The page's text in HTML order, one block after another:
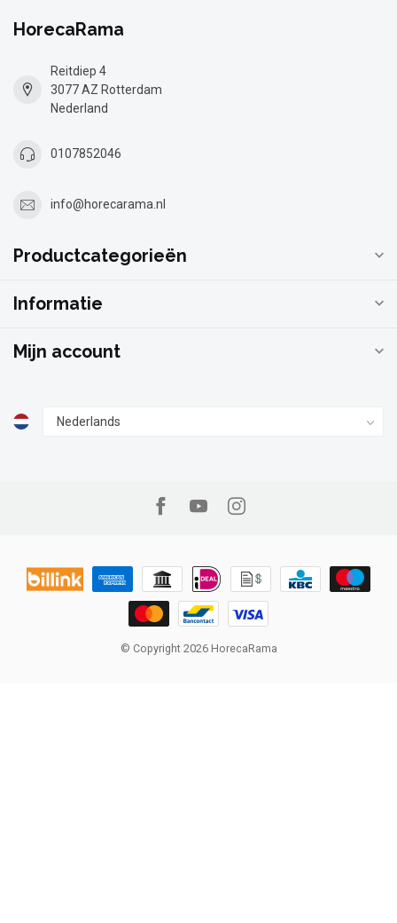
HorecaRama
Reitdiep 4
3077 AZ Rotterdam
Nederland
0107852046
info@horecarama.nl
Productcategorieën
Informatie
Mijn account
© Copyright 2026 HorecaRama